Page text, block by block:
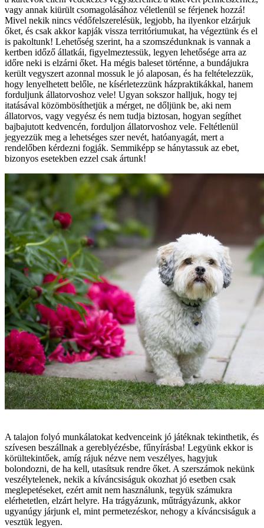
vagy annak kiürült csomagolásához véletlenül se férjenek hozzá!
Mivel nekik nincs védőfelszerelésük, legjobb, ha ilyenkor elzárjuk
őket, és csak akkor kapják vissza territóriumukat, ha végeztünk és el
is pakoltunk! Lehetőség szerint, ha a szomszédunknak is vannak a
kertben időző állatkái, figyelmeztessük, legyen lehetősége arra az
időre neki is elzárni őket. Ha mégis baleset történne, a bundájukra
került vegyszert azonnal mossuk le jó alaposan, és ha feltételezzük,
hogy lenyelhetett belőle, ne kísérletezzünk házpraktikákkal, hanem
forduljunk állatorvoshoz vele! Ugyan sokszor halljuk, hogy tej
itatásával közömbösíthetjük a mérget, ne dőljünk be, aki nem
állatorvos, vagy vegyész és nem tudja biztosan, hogyan segíthet
bajbajutott kedvencén, forduljon állatorvoshoz vele. Feltétlenül
jegyezzük meg a lehetséges szer nevét, hatóanyagát, mert a
rendelőben kérdezni fogják. Semmiképp se hánytassuk az ebet,
bizonyos esetekben ezzel csak ártunk!
A talajon folyó munkálatokat kedvenceink jó játéknak tekinthetik, és
szívesen beszállnak a gereblyézésbe, fűnyírásba! Legyünk ekkor is
körültekintőek, amíg rájuk nézve nem veszélyes, hagyjuk
bolondozni, de ha kell, utasítsuk rendre őket. A szerszámok nekünk
veszélytelenek, nekik a kíváncsiságuk okozhat jó esetben csak
meglepetéseket, ezért amit nem használunk, tegyük számukra
elérhetetlen, elzárt helyre. Ha trágyázunk, műtrágyázunk, akkor
ugyanúgy járjunk el, mint permetezéskor, nehogy a kíváncsiságuk a
vesztük legyen.